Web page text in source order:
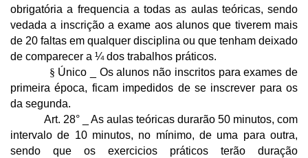
obrigatória a frequencia a todas as aulas teóricas, sendo
vedada a inscrição a exame aos alunos que tiverem mais
de 20 faltas em qualquer disciplina ou que tenham deixado
de comparecer a ¼ dos trabalhos práticos.
§ Único _ Os alunos não inscritos para exames de
primeira época, ficam impedidos de se inscrever para os
da segunda.
Art. 28° _ As aulas teóricas durarão 50 minutos, com
intervalo de 10 minutos, no mínimo, de uma para outra,
sendo que os exercicios práticos terão duração